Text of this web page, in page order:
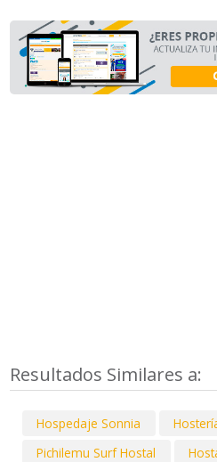
Resultados Similares a:
Hospedaje Sonnia
Pichilemu Surf Hostal